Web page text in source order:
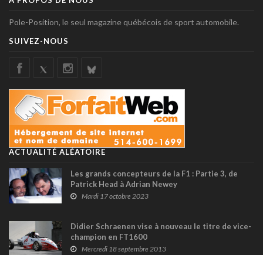
Pole-Position, le seul magazine québécois de sport automobile.
SUIVEZ-NOUS
ACTUALITÉ ALÉATOIRE
Les grands concepteurs de la F1 : Partie 3, de
Patrick Head à Adrian Newey
Mardi 17 octobre 2023
Didier Schraenen vise à nouveau le titre de vice-
champion en FT1600
Mercredi 18 septembre 2013